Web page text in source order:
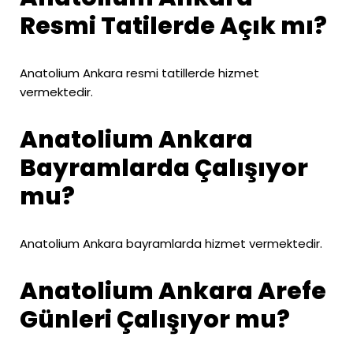
Resmi Tatilerde Açık mı?
Anatolium Ankara resmi tatillerde hizmet
vermektedir.
Anatolium Ankara
Bayramlarda Çalışıyor
mu?
Anatolium Ankara bayramlarda hizmet vermektedir.
Anatolium Ankara Arefe
Günleri Çalışıyor mu?